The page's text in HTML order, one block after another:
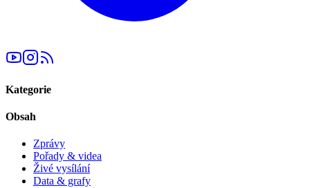
Kategorie
Obsah
Zprávy
Pořady & videa
Živé vysílání
Data & grafy